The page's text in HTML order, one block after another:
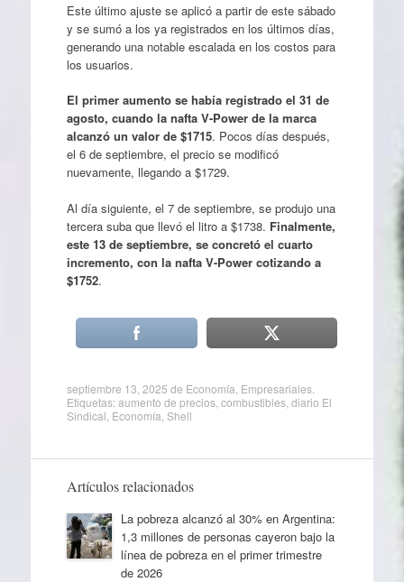
Este último ajuste se aplicó a partir de este sábado
y se sumó a los ya registrados en los últimos días,
generando una notable escalada en los costos para
los usuarios.
El primer aumento se había registrado el 31 de
agosto, cuando la nafta V-Power de la marca
alcanzó un valor de $1715. Pocos días después,
el 6 de septiembre, el precio se modificó
nuevamente, llegando a $1729.
Al día siguiente, el 7 de septiembre, se produjo una
tercera suba que llevó el litro a $1738. Finalmente,
este 13 de septiembre, se concretó el cuarto
incremento, con la nafta V-Power cotizando a
$1752.
septiembre 13, 2025 de Economía Empresariales.
Etiquetas:aumento de precios, combustibles, diario El
Sindical Economía Shell
Artículos relacionados
La pobreza alcanzó al 30% en Argentina:
1,3 millones de personas cayeron bajo la
línea de pobreza en el primer trimestre
de 2026